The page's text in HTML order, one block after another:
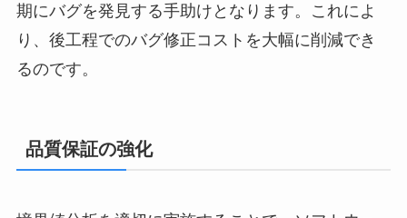
期にバグを発見する手助けとなります。これによ
り、後工程でのバグ修正コストを大幅に削減でき
るのです。
品質保証の強化